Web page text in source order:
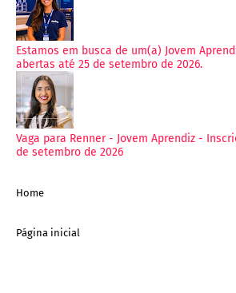
Estamos em busca de um(a) Jovem
abertas até 25 de setembro de 2026.
Vaga para Renner - Jovem Aprendiz -
de setembro de 2026
Home
Página inicial